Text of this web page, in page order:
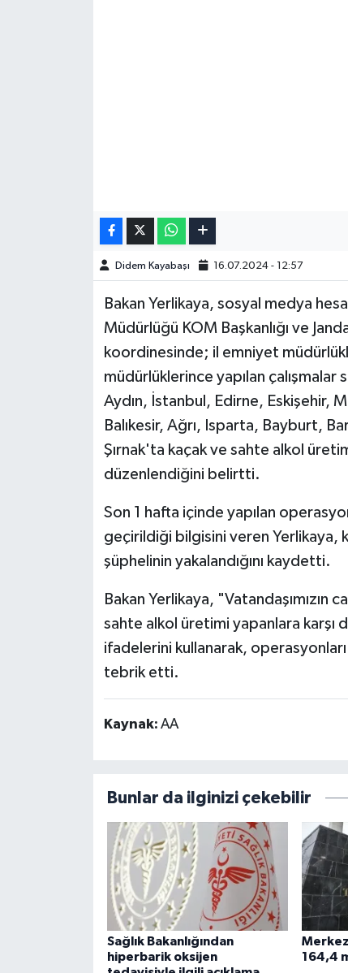
Didem Kayabaşı 16.07.2024 - 12:57
Bakan Yerlikaya, sosyal medya
Müdürlüğü KOM Başkanlığı ve
koordinesinde; il emniyet
müdürlüklerince yapılan
Aydın, İstanbul, Edirne, Eskişehir,
Balıkesir, Ağrı, Isparta, Bayburt,
Şırnak'ta kaçak ve sahte alkol
düzenlendiğini belirtti.
Son 1 hafta içinde yapılan
geçirildi️ği bilgisini veren Yerlikaya,
şüphelinin yakalandığını kaydetti.
Bakan Yerlikaya, "Vatandaşımızın
sahte alkol üretimi yapanlara karşı
ifadelerini kullanarak,
tebrik etti.
Kaynak: AA
Bunlar da ilginizi çekebilir
Sağlık Bakanlığından
hiperbarik oksijen
164,4